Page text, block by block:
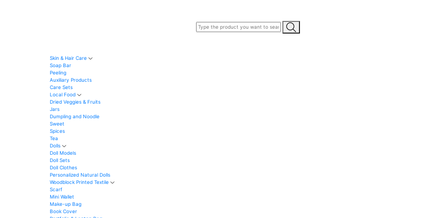
Skin & Hair Care
Soap Bar
Peeling
Auxiliary Products
Care Sets
Local Food
Dried Veggies & Fruits
Jars
Dumpling and Noodle
Sweet
Spices
Tea
Dolls
Doll Models
Doll Sets
Doll Clothes
Personalized Natural Dolls
Woodblock Printed Textile
Scarf
Mini Wallet
Make-up Bag
Book Cover